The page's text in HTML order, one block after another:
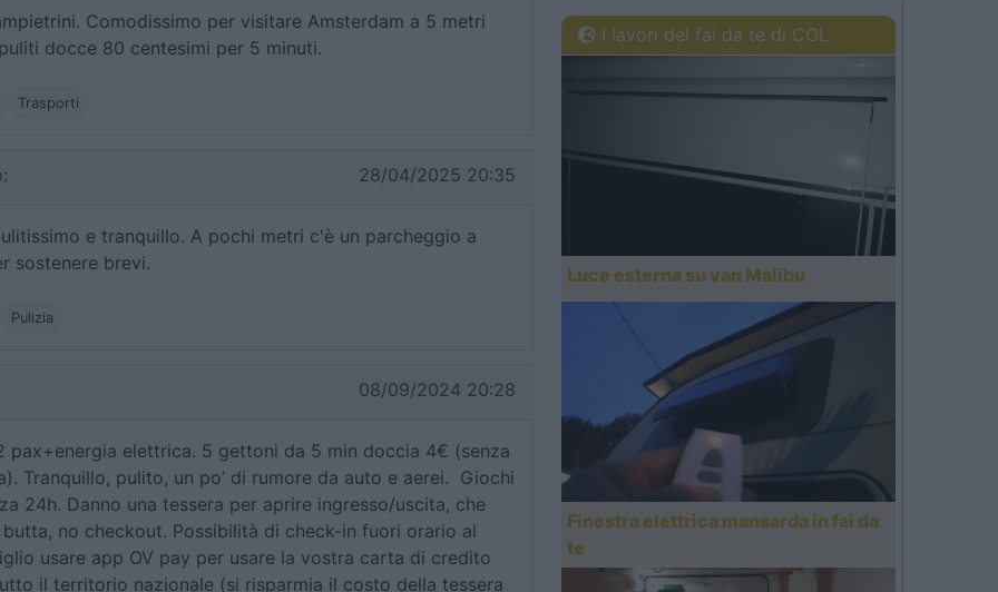
Comodissimo per visitare Amsterdam a 5 metri
docce 80 centesimi per 5 minuti.
Trasporti
28/04/2025 20:35
e tranquillo. A pochi metri c'è un parcheggio a
sostenere brevi.
Pulizia
08/09/2024 20:28
pax+energia elettrica. 5 gettoni da 5 min doccia 4€ (senza
Tranquillo, pulito, un po’ di rumore da auto e aerei. Giochi
24h. Danno una tessera per aprire ingresso/uscita, che
no checkout. Possibilità di check-in fuori orario al
usare app OV pay per usare la vostra carta di credito
il territorio nazionale (si risparmia il costo della tessera
I lavori del fai da te di COL
Luce esterna su van Malibu
Finestra elettrica mansarda in fai da
te